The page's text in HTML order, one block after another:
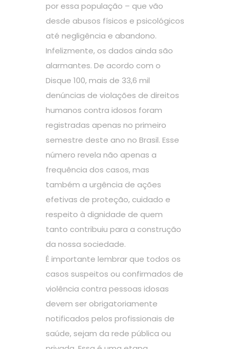
por essa população – que vão
desde abusos físicos e psicológicos
até negligência e abandono.
Infelizmente, os dados ainda são
alarmantes. De acordo com o
Disque 100, mais de 33,6 mil
denúncias de violações de direitos
humanos contra idosos foram
registradas apenas no primeiro
semestre deste ano no Brasil. Esse
número revela não apenas a
frequência dos casos, mas
também a urgência de ações
efetivas de proteção, cuidado e
respeito à dignidade de quem
tanto contribuiu para a construção
da nossa sociedade.
É importante lembrar que todos os
casos suspeitos ou confirmados de
violência contra pessoas idosas
devem ser obrigatoriamente
notificados pelos profissionais de
saúde, sejam da rede pública ou